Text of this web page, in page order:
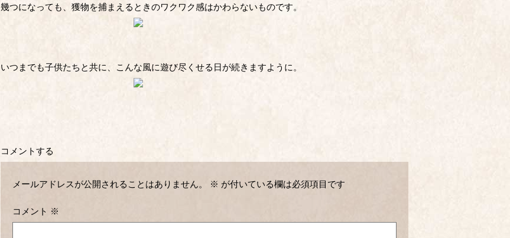
幾つになっても、獲物を捕まえるときのワクワク感はかわらないものです。
いつまでも子供たちと共に、こんな風に遊び尽くせる日が続きますように。
コメントする
メールアドレスが公開されることはありません。 ※ が付いている欄は必須項目です
コメント ※